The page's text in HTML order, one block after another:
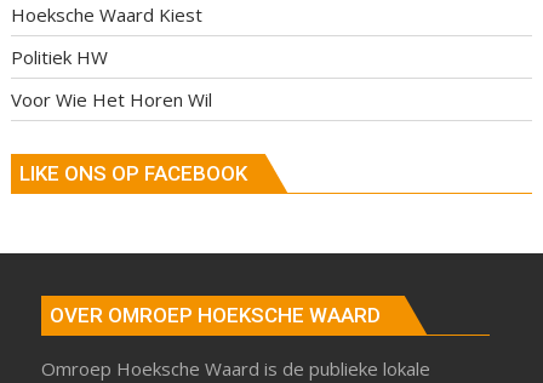
Hoeksche Waard Kiest
Politiek HW
Voor Wie Het Horen Wil
LIKE ONS OP FACEBOOK
OVER OMROEP HOEKSCHE WAARD
Omroep Hoeksche Waard is de publieke lokale